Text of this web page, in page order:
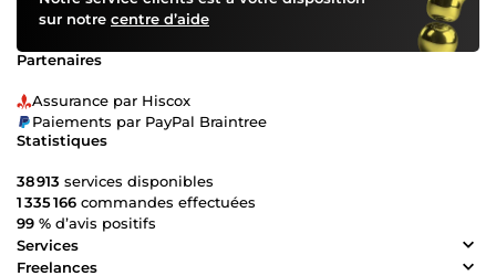
sur notre centre d’aide
Partenaires
Assurance par Hiscox
Paiements par PayPal Braintree
Statistiques
38 913 services disponibles
1 335 166 commandes effectuées
99 % d’avis positifs
Services
Freelances